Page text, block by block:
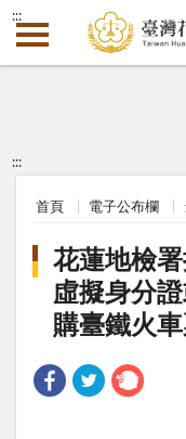
:::
:::
首頁 電子公布欄
花蓮地檢
虛擬身分
購臺鐵火